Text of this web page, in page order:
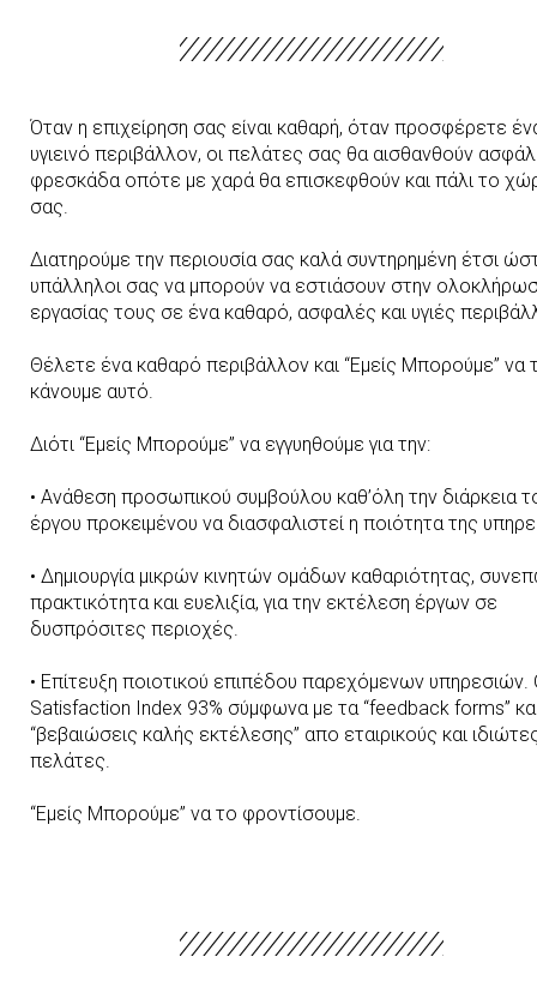
Όταν η επιχείρηση σας είναι καθαρή, όταν προσφέρετε
υγιεινό περιβάλλον, οι πελάτες σας θα αισθανθούν
φρεσκάδα οπότε με χαρά θα επισκεφθούν και πάλι το
σας.
Διατηρούμε την περιουσία σας καλά συντηρημένη έτσι
υπάλληλοι σας να μπορούν να εστιάσουν στην
εργασίας τους σε ένα καθαρό, ασφαλές και υγιές
Θέλετε ένα καθαρό περιβάλλον και “Εμείς Μπορούμε” να
κάνουμε αυτό.
Διότι “Εμείς Μπορούμε” να εγγυηθούμε για την:
• Ανάθεση προσωπικού συμβούλου καθ’όλη την διάρκεια
έργου προκειμένου να διασφαλιστεί η ποιότητα της
• Δημιουργία μικρών κινητών ομάδων καθαριότητας,
πρακτικότητα και ευελιξία, για την εκτέλεση έργων σε
δυσπρόσιτες περιοχές.
• Επίτευξη ποιοτικού επιπέδου παρεχόμενων υπηρεσιών.
Satisfaction Index 93% σύμφωνα με τα “feedback forms”
“βεβαιώσεις καλής εκτέλεσης” απο εταιρικούς και
πελάτες.
“Εμείς Μπορούμε” να το φροντίσουμε.